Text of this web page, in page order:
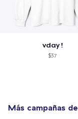
vday !
$37
Más campañas de